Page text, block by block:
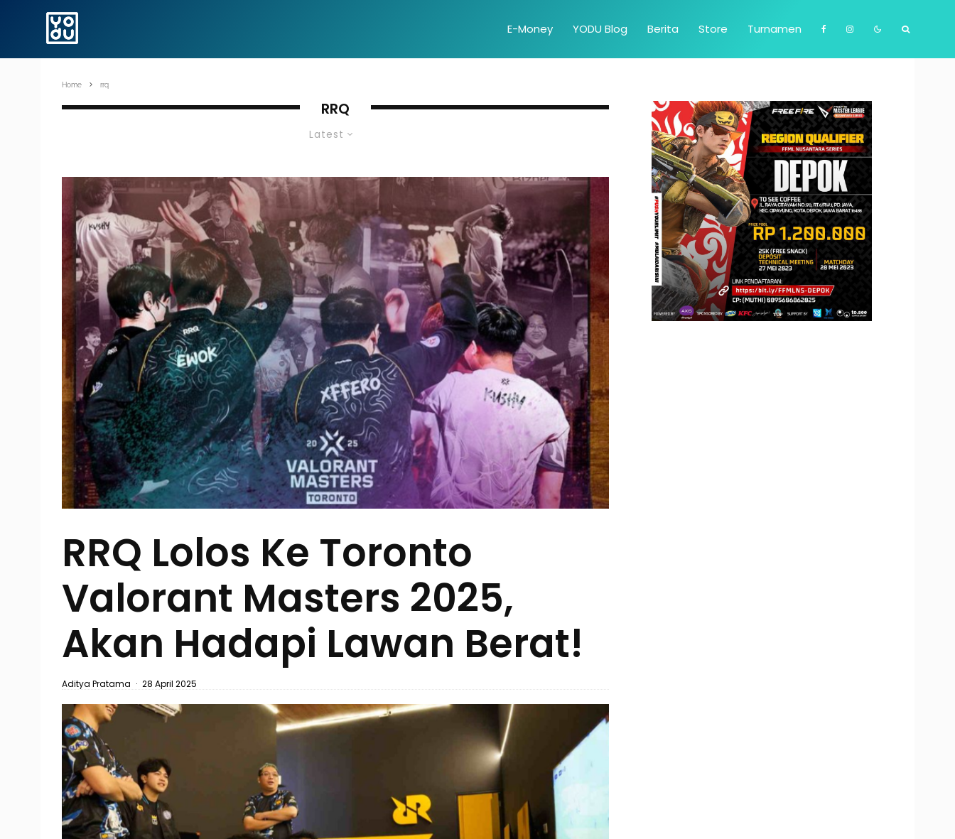
E-Money YODU Blog Berita Store Turnamen
Home rrq
RRQ
Latest
RRQ Lolos Ke Toronto
Valorant Masters 2025,
Akan Hadapi Lawan Berat!
Aditya Pratama · 28 April 2025